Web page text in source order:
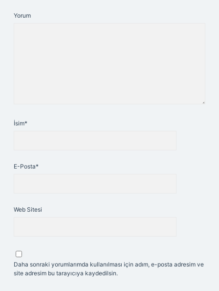
Yorum
İsim*
E-Posta*
Web Sitesi
Daha sonraki yorumlarımda kullanılması için adım, e-posta adresim ve
site adresim bu tarayıcıya kaydedilsin.